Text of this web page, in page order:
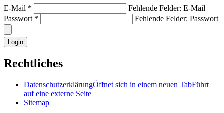
E-Mail *
Fehlende Felder: E-Mail
Passwort * Fehlende Felder: Passwort
Login
Rechtliches
DatenschutzerklärungÖffnet sich in einem neuen TabFührt
auf eine externe Seite
Sitemap